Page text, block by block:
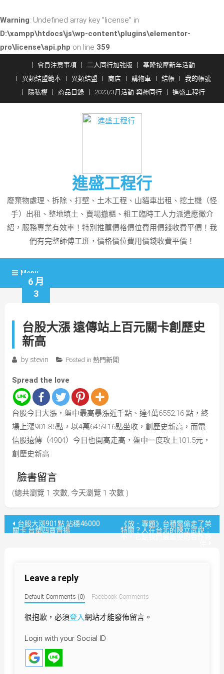
Warning: Undefined array key "license" in
D:\xampp\htdocs\js\wp-content\plugins\elementor-
pro\license\api.php on line 359
content
會員注意事項 二人同行加強版
基隆按摩新年活動
異類結盟範本
異類結盟 商店 購物車 結帳
我的帳號
隱私權
商品目錄 2023/3月活動-與神同行 進盛工程行
進盛工程行
廢棄物處理、拆除、打壁、土木工程、山貓車出租、挖土機（怪
手）出租、整地填土、賣場撤櫃、粗工臨時工人力派遣應徵介
紹，服務專業有效率！特別推薦價格價位費用價錢收費平價！我
們有完整師傅工班，價格價位費用價錢收費平價！
Menu
6 月
3
台股大漲 遠傳站上百元關卡創歷史
新高
by stevin Posted in 熱門新聞
Spread the love
台股今日大漲，盤中最高暴漲近千點、達4萬6552.16 點，終
場上漲901.85點，以4萬6459.16點坐收，創歷史新高，而電
信股遠傳（4904）今日也開高走高，盤中一度攻上101.5元，
創歷史新高
臉書留言
(總共瀏覽 1 次數, 今天瀏覽 1 次數 )
文台股大漲901點 站穩46000
關卡 台塑四寶齊揚
《放．專題》台積電偷走了英
特爾？人在台北的陳立武說：
Leave a reply
Default Comments (0) Facebook Comments
很抱歉，必須登入網站才能發佈留言。
Login with your Social ID